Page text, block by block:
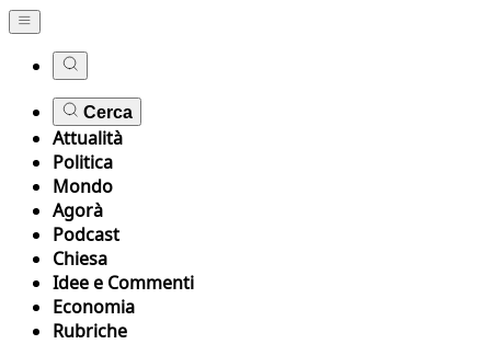
Cerca
Attualità
Politica
Mondo
Agorà
Podcast
Chiesa
Idee e Commenti
Economia
Rubriche